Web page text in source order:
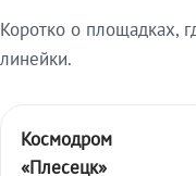
Коротко о площадках,
линейки.
Космодром
«Плесецк»